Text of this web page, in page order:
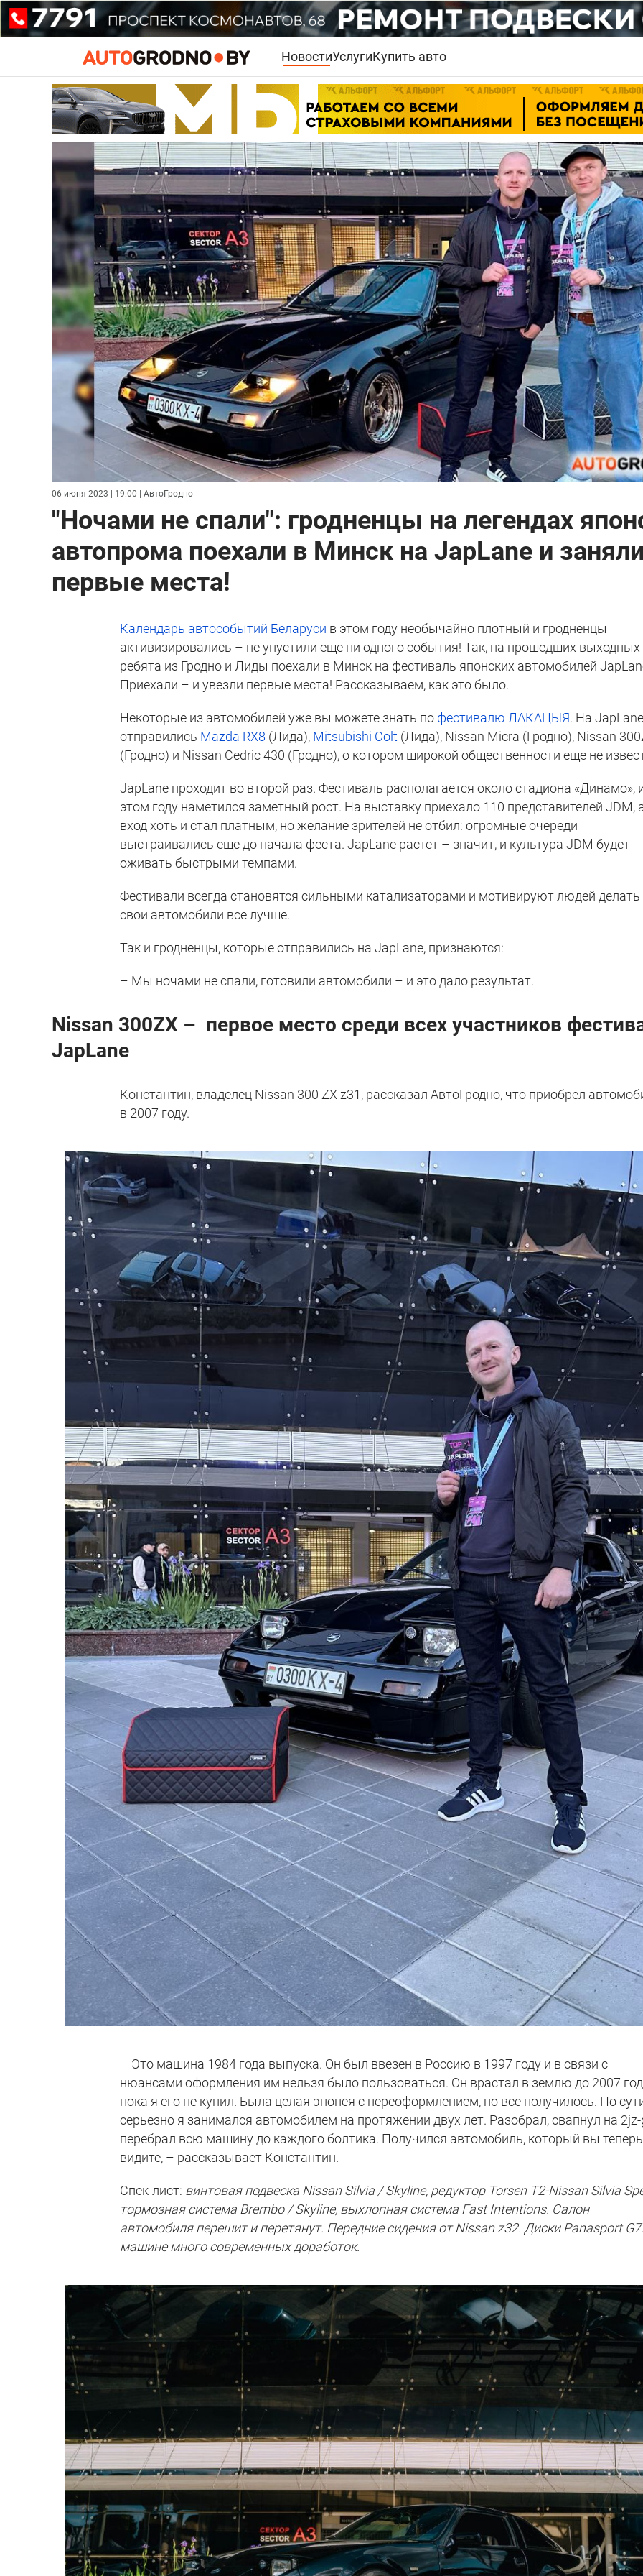
НовостиУслугиКупить авто
06 июня 2023 | 19:00 | АвтоГродно
"Ночами не спали": гродненцы на легендах
автопрома поехали в Минск на JapLane и заняли
первые места!
Календарь автособытий Беларуси в этом году необычайно плотный и гродненцы
активизировались – не упустили еще ни одного события! Так, на прошедших выходных
ребята из Гродно и Лиды поехали в Минск на фестиваль японских автомобилей
Приехали – и увезли первые места! Рассказываем, как это было.
Некоторые из автомобилей уже вы можете знать по фестивалю ЛАКАЦЫЯ. На JapLane
отправились Mazda RX8 (Лида), Mitsubishi Colt (Лида), Nissan Micra (Гродно), Nissan
(Гродно) и Nissan Cedric 430 (Гродно), о котором широкой общественности еще не
JapLane проходит во второй раз. Фестиваль располагается около стадиона «Динамо»,
этом году наметился заметный рост. На выставку приехало 110 представителей JDM,
вход хоть и стал платным, но желание зрителей не отбил: огромные очереди
выстраивались еще до начала феста. JapLane растет – значит, и культура JDM будет
оживать быстрыми темпами.
Фестивали всегда становятся сильными катализаторами и мотивируют людей делать
свои автомобили все лучше.
Так и гродненцы, которые отправились на JapLane, признаются:
– Мы ночами не спали, готовили автомобили – и это дало результат.
Nissan 300ZX – первое место среди всех участников
JapLane
Константин, владелец Nissan 300 ZX z31, рассказал АвтоГродно, что приобрел
в 2007 году.
– Это машина 1984 года выпуска. Он был ввезен в Россию в 1997 году и в связи с
нюансами оформления им нельзя было пользоваться. Он врастал в землю до 2007
пока я его не купил. Была целая эпопея с переоформлением, но все получилось. По
серьезно я занимался автомобилем на протяжении двух лет. Разобрал, свапнул на 2jz-
перебрал всю машину до каждого болтика. Получился автомобиль, который вы теперь
видите, – рассказывает Константин.
Спек-лист: винтовая подвеска Nissan Silvia / Skyline, редуктор Torsen T2-Nissan Silvia
тормозная система Brembo / Skyline, выхлопная система Fast Intentions. Салон
автомобиля перешит и перетянут. Передние сидения от Nissan z32. Диски Panasport
машине много современных доработок.